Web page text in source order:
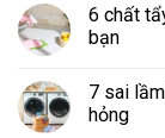
6 chất
bạn
7 sai
hỏng